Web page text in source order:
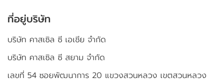
ที่อยู่บริษัท
บริษัท คาสเซิล ซี เอเชีย จำกัด
บริษัท คาสเซิล ซี สยาม จำกัด
เลขที่ 54 ซอยพัฒนาการ 20 แขวงสวนหลวง เขตสวนหลวง